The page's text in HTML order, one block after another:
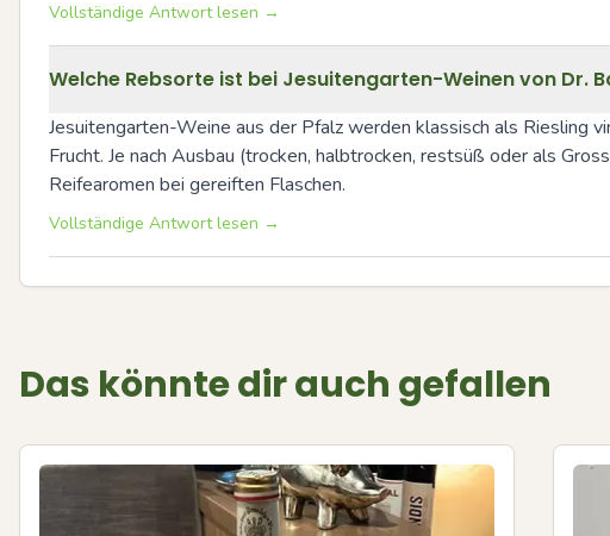
Vollständige Antwort lesen →
Welche Rebsorte ist bei Jesuitengarten-Weinen von
Jesuitengarten-Weine aus der Pfalz werden klassisch als Riesling
Frucht. Je nach Ausbau (trocken, halbtrocken, restsüß oder als
Reifearomen bei gereiften Flaschen.
Vollständige Antwort lesen →
Das könnte dir auch gefallen